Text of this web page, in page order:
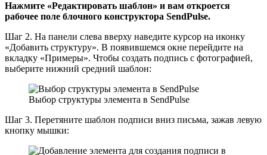
Нажмите «Редактировать шаблон» и вам откроется
рабочее поле блочного конструктора SendPulse.
Шаг 2. На панели слева вверху наведите курсор на иконку
«Добавить структуру». В появившемся окне перейдите на
вкладку «Примеры». Чтобы создать подпись с фотографией,
выберите нижний средний шаблон:
Выбор структуры элемента в SendPulse
Шаг 3. Перетяните шаблон подписи вниз письма, зажав левую
кнопку мышки: